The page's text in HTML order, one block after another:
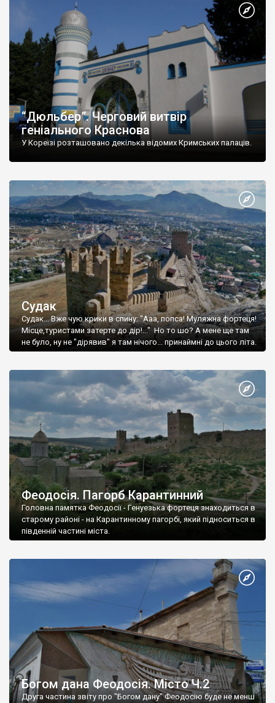
“Дюльбер”. Черговий витвір
геніального Краснова
У Кореїзі розташовано декілька відомих Кримських палаців.
Судак
Судак... Вже чую крики в спину: "Ааа, попса! Муляжна фортеця!
Місце,туристами затерте до дір!..." Но то шо? А мене ще там
не було, ну не "дірявив" я там нічого... принаймні до цього літа.
Феодосія. Пагорб Карантинний
Головна памятка Феодосії - Генуезька фортеця знаходиться в
старому районі - на Карантинному пагорбі, який підноситься в
південній частині міста.
Богом дана Феодосія. Місто Ч.2
Друга частина звіту про "Богом дану" Феодосію буде не менш